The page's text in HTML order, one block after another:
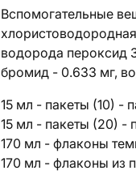
Вспомогательные
водорода пероксид
бромид - 0.633 мг,
15 мл - пакеты (10) -
15 мл - пакеты (20) -
170 мл - флаконы
170 мл - флаконы из